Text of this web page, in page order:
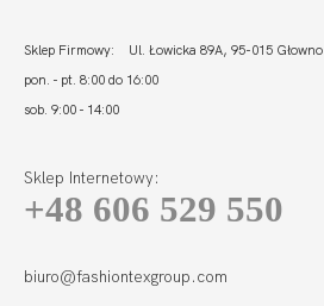
Sklep Firmowy: Ul. Łowicka 89A, 95-015 Głowno
pon. - pt. 8:00 do 16:00
sob. 9:00 - 14:00
Sklep Internetowy:
+48 606 529 550
biuro@fashiontexgroup.com